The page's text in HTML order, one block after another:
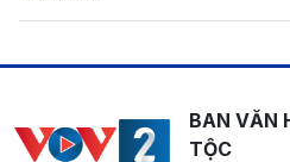
BAN VĂN
TỘC